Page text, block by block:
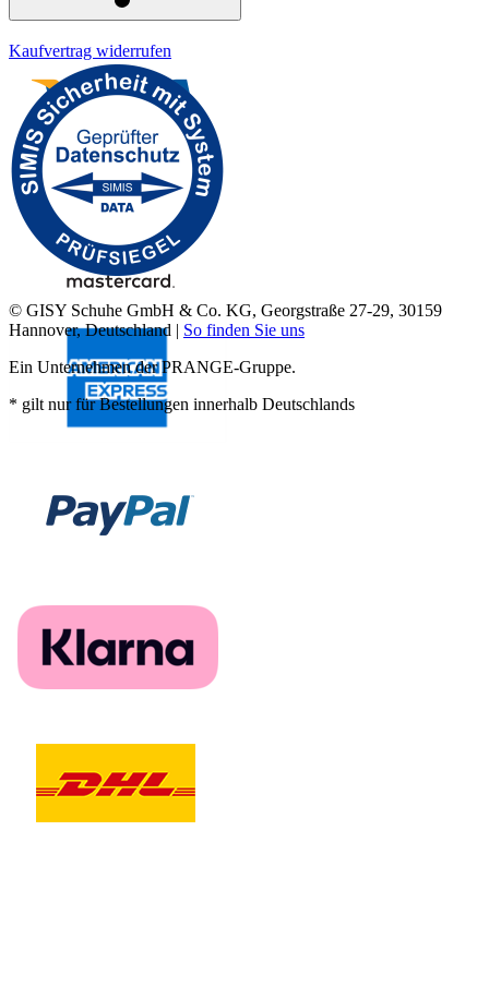
Kaufvertrag widerrufen
© GISY Schuhe GmbH & Co. KG, Georgstraße 27-29, 30159
Hannover, Deutschland | So finden Sie uns
Ein Unternehmen der PRANGE-Gruppe.
* gilt nur für Bestellungen innerhalb Deutschlands